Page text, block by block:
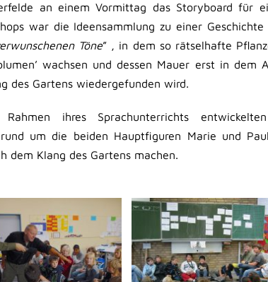
an einem Vormittag das Storyboard für
war die Ideensammlung zu einer
Töne” , in dem so rätselhafte
wachsen und dessen Mauer erst in
des Gartens wiedergefunden wird.
ihres Sprachunterrichts
rund um die beiden Hauptfiguren Marie und
dem Klang des Gartens machen.